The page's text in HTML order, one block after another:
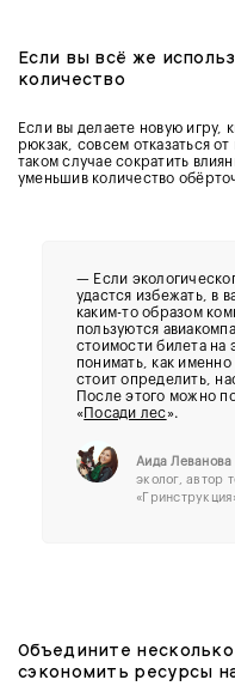
Если вы всё же
количество
Если вы делаете новую игру,
рюкзак, совсем отказаться
таком случае сократить
уменьшив количество
— Если
удастся избежать, в
каким-то образом
пользуются
стоимости билета на
понимать, как
стоит определить,
После этого можно
«Посади лес».
Аида Леванова
эколог, автор
Объедините
сэкономить ресурсы